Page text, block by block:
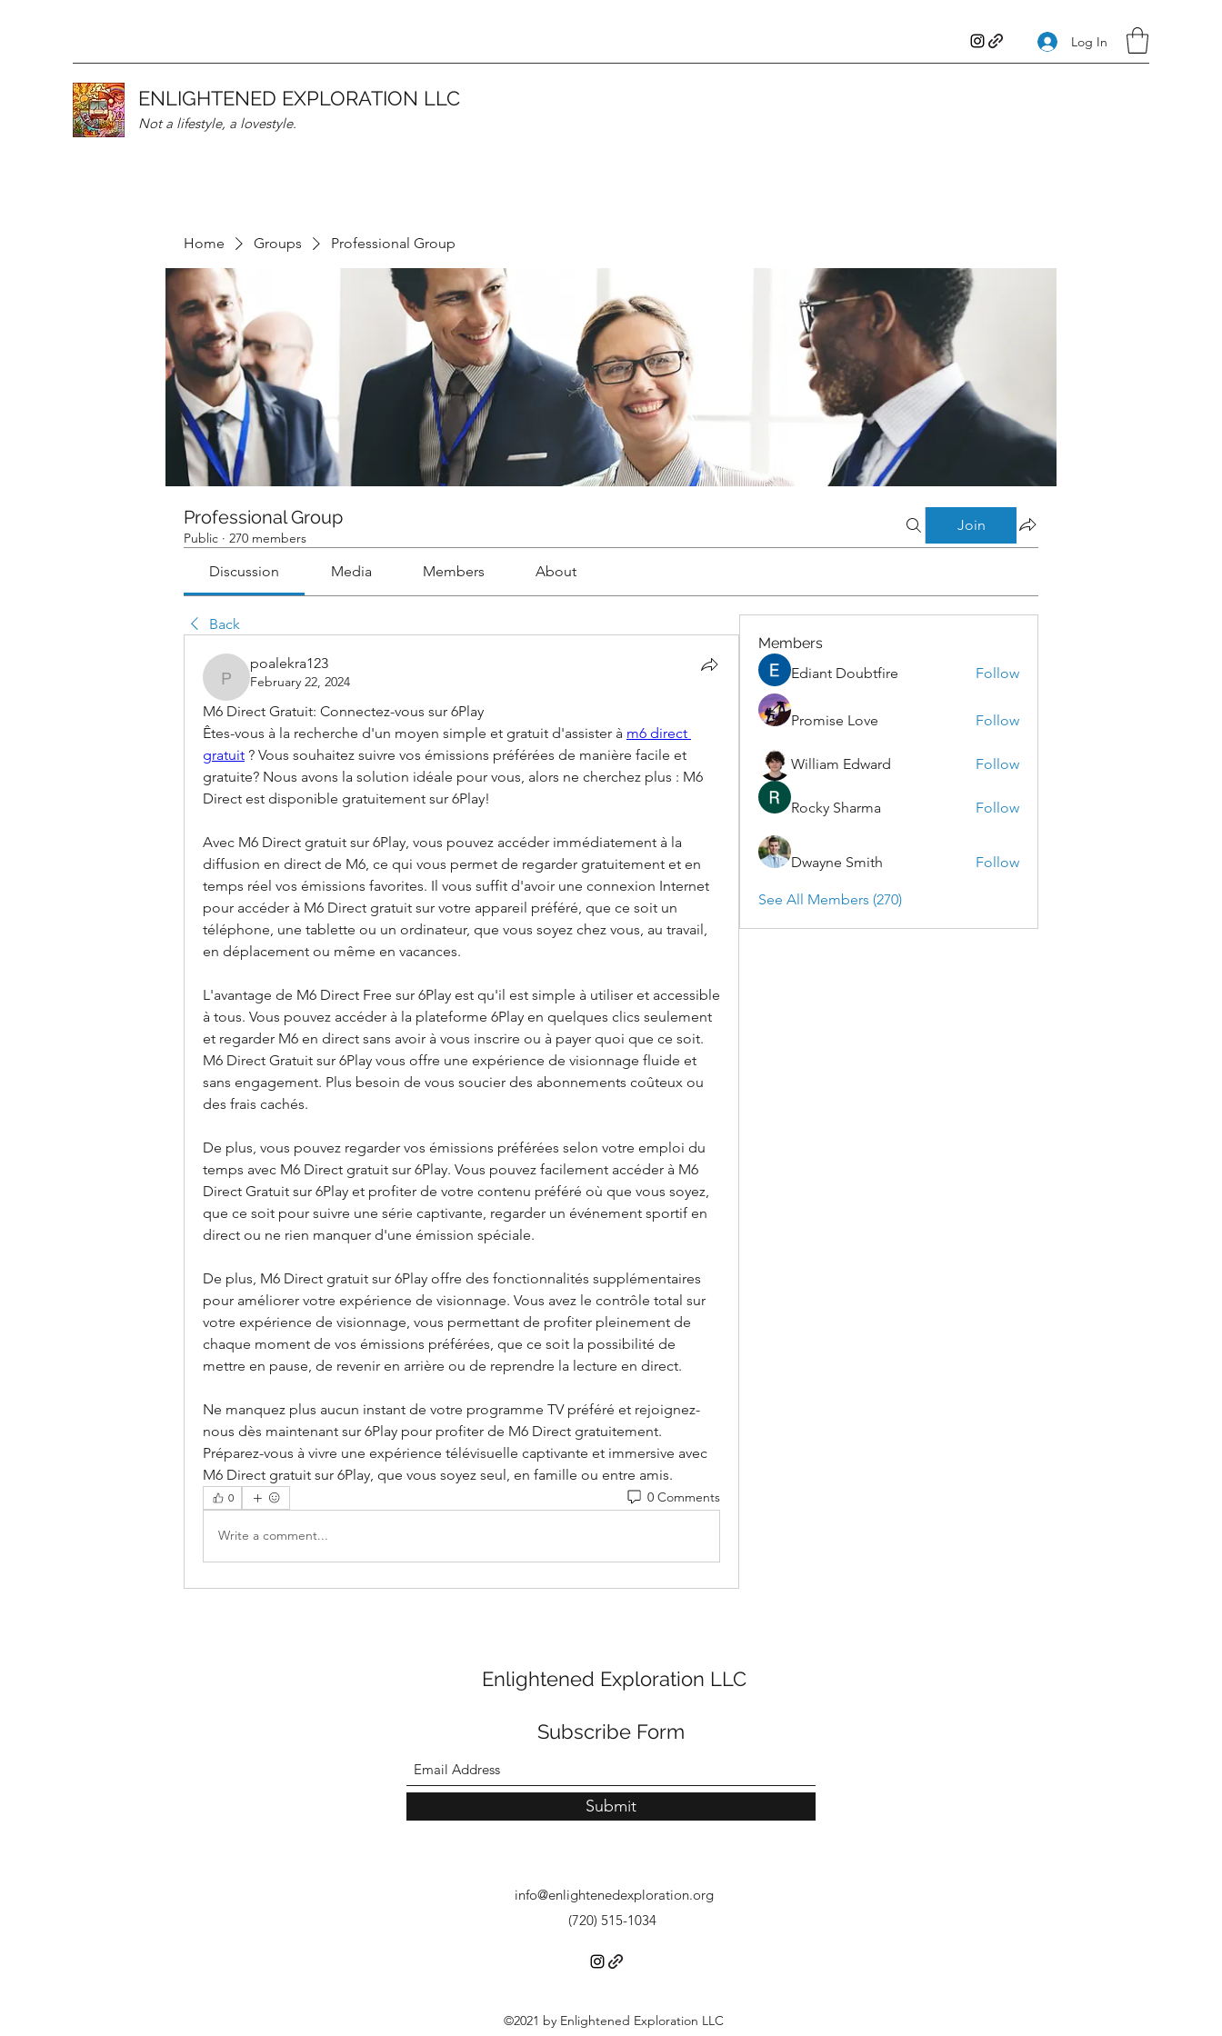
Log In
ENLIGHTENED EXPLORATION LLC
Not a lifestyle, a lovestyle.
Home Groups Professional Group
Professional Group
Public · 270 members
Join
Discussion Media Members About
Back
poalekra123
poalekra123
February 22, 2024
M6 Direct Gratuit: Connectez-vous sur 6Play
Êtes-vous à la recherche d'un moyen simple et gratuit d'assister à m6 direct
gratuit ? Vous souhaitez suivre vos émissions préférées de manière facile et
gratuite? Nous avons la solution idéale pour vous, alors ne cherchez plus : M6
Direct est disponible gratuitement sur 6Play!
Avec M6 Direct gratuit sur 6Play, vous pouvez accéder immédiatement à la
diffusion en direct de M6, ce qui vous permet de regarder gratuitement et en
temps réel vos émissions favorites. Il vous suffit d'avoir une connexion Internet
pour accéder à M6 Direct gratuit sur votre appareil préféré, que ce soit un
téléphone, une tablette ou un ordinateur, que vous soyez chez vous, au travail,
en déplacement ou même en vacances.
L'avantage de M6 Direct Free sur 6Play est qu'il est simple à utiliser et accessible
à tous. Vous pouvez accéder à la plateforme 6Play en quelques clics seulement
et regarder M6 en direct sans avoir à vous inscrire ou à payer quoi que ce soit.
M6 Direct Gratuit sur 6Play vous offre une expérience de visionnage fluide et
sans engagement. Plus besoin de vous soucier des abonnements coûteux ou
des frais cachés.
De plus, vous pouvez regarder vos émissions préférées selon votre emploi du
temps avec M6 Direct gratuit sur 6Play. Vous pouvez facilement accéder à M6
Direct Gratuit sur 6Play et profiter de votre contenu préféré où que vous soyez,
que ce soit pour suivre une série captivante, regarder un événement sportif en
direct ou ne rien manquer d'une émission spéciale.
De plus, M6 Direct gratuit sur 6Play offre des fonctionnalités supplémentaires
pour améliorer votre expérience de visionnage. Vous avez le contrôle total sur
votre expérience de visionnage, vous permettant de profiter pleinement de
chaque moment de vos émissions préférées, que ce soit la possibilité de
mettre en pause, de revenir en arrière ou de reprendre la lecture en direct.
Ne manquez plus aucun instant de votre programme TV préféré et rejoignez-
nous dès maintenant sur 6Play pour profiter de M6 Direct gratuitement.
Préparez-vous à vivre une expérience télévisuelle captivante et immersive avec
M6 Direct gratuit sur 6Play, que vous soyez seul, en famille ou entre amis.
0 0 Comments
Write a comment...
Members
Ediant Doubtfire
Follow
Promise Love Follow
William Edward Follow
Rocky Sharma Follow
Dwayne Smith Follow
See All Members (270)
Enlightened Exploration LLC
Subscribe Form
Submit
info@enlightenedexploration.org
(720) 515-1034
©2021 by Enlightened Exploration LLC